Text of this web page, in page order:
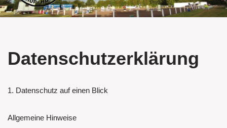
Datenschutzerklärung
1. Datenschutz auf einen Blick
Allgemeine Hinweise